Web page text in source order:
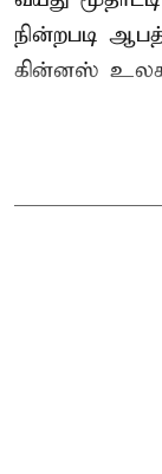
நின்றபடி
கின்னஸ்